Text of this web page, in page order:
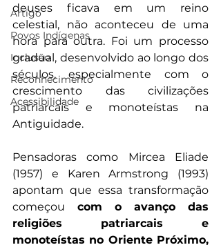
Artigo
Povos Indígenas
Inclusão
Reconhecimento
Acessibilidade
deuses ficava em um reino
celestial, não aconteceu de uma
hora para outra. Foi um processo
gradual, desenvolvido ao longo dos
séculos, especialmente com o
crescimento das civilizações
patriarcais e monoteístas na
Antiguidade.
Pensadoras como Mircea Eliade
(1957) e Karen Armstrong
(1993)
apontam que essa transformação
começou com o avanço das
religiões patriarcais e
monoteístas no Oriente Próximo,